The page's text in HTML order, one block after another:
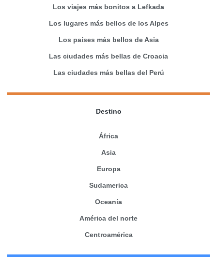
Los viajes más bonitos a Lefkada
Los lugares más bellos de los Alpes
Los países más bellos de Asia
Las ciudades más bellas de Croacia
Las ciudades más bellas del Perú
Destino
África
Asia
Europa
Sudamerica
Oceanía
América del norte
Centroamérica